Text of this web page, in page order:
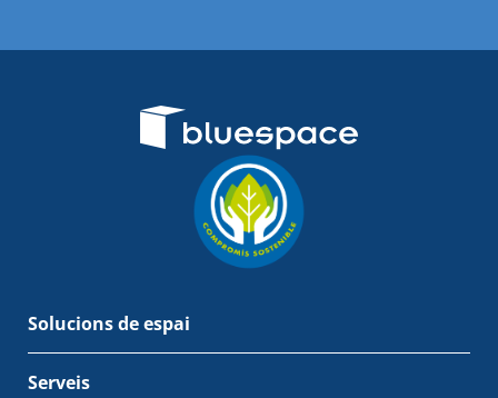
Solucions de espai
Serveis